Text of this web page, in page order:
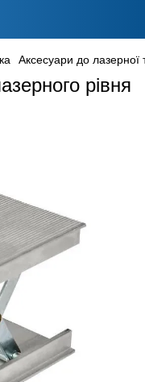
Аксесуари до лазерної
рівня